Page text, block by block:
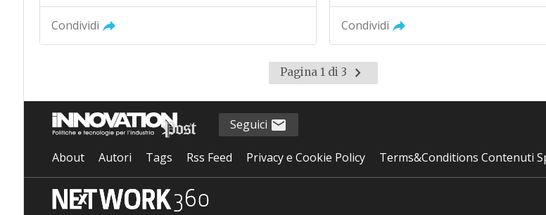
Condividi Condividi
Pagina 1 di 3
Pagina
successiva
Seguici
About Autori Tags Rss Feed Privacy e Cookie Policy Terms&Conditions Contenuti